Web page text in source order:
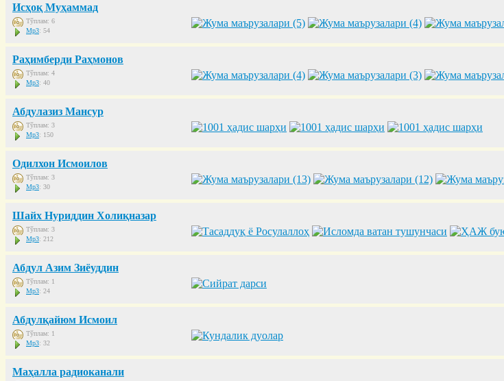
Исҳоқ Муҳаммад
Тўплам: 6
Mp3: 54
Раҳимберди Раҳмонов
Тўплам: 4
Mp3: 40
Абдулазиз Мансур
Тўплам: 3
Mp3: 150
Одилхон Исмоилов
Тўплам: 3
Mp3: 30
Шайх Нуриддин Холиқназар
Тўплам: 3
Mp3: 212
Абдул Азим Зиёуддин
Тўплам: 1
Mp3: 24
Абдулқайюм Исмоил
Тўплам: 1
Mp3: 32
Маҳалла радиоканали